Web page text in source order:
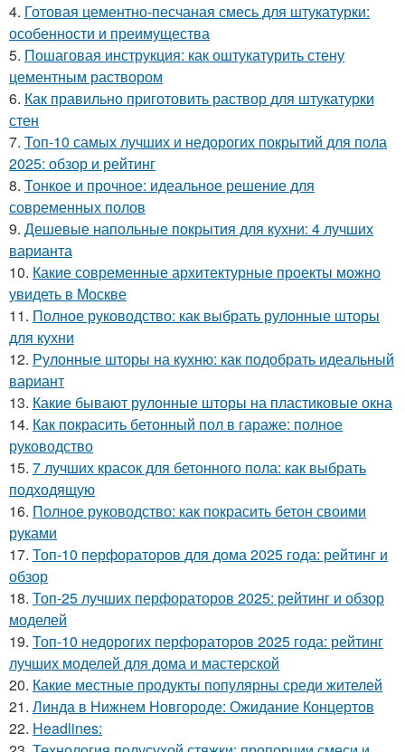
4. Готовая цементно-песчаная смесь для штукатурки:
особенности и преимущества
5. Пошаговая инструкция: как оштукатурить стену
цементным раствором
6. Как правильно приготовить раствор для штукатурки
стен
7. Топ-10 самых лучших и недорогих покрытий для пола
2025: обзор и рейтинг
8. Тонкое и прочное: идеальное решение для
современных полов
9. Дешевые напольные покрытия для кухни: 4 лучших
варианта
10. Какие современные архитектурные проекты можно
увидеть в Москве
11. Полное руководство: как выбрать рулонные шторы
для кухни
12. Рулонные шторы на кухню: как подобрать идеальный
вариант
13. Какие бывают рулонные шторы на пластиковые окна
14. Как покрасить бетонный пол в гараже: полное
руководство
15. 7 лучших красок для бетонного пола: как выбрать
подходящую
16. Полное руководство: как покрасить бетон своими
руками
17. Топ-10 перфораторов для дома 2025 года: рейтинг и
обзор
18. Топ-25 лучших перфораторов 2025: рейтинг и обзор
моделей
19. Топ-10 недорогих перфораторов 2025 года: рейтинг
лучших моделей для дома и мастерской
20. Какие местные продукты популярны среди жителей
21. Линда в Нижнем Новгороде: Ожидание Концертов
22. Headlines: